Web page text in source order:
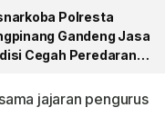
Polresta
Gandeng Jasa
Cegah Peredaran
jajaran pengurus